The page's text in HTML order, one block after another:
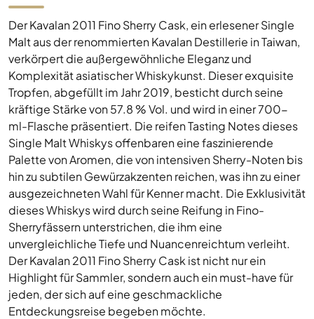
Der Kavalan 2011 Fino Sherry Cask, ein erlesener Single
Malt aus der renommierten Kavalan Destillerie in Taiwan,
verkörpert die außergewöhnliche Eleganz und
Komplexität asiatischer Whiskykunst. Dieser exquisite
Tropfen, abgefüllt im Jahr 2019, besticht durch seine
kräftige Stärke von 57.8 % Vol. und wird in einer 700-
ml-Flasche präsentiert. Die reifen Tasting Notes dieses
Single Malt Whiskys offenbaren eine faszinierende
Palette von Aromen, die von intensiven Sherry-Noten bis
hin zu subtilen Gewürzakzenten reichen, was ihn zu einer
ausgezeichneten Wahl für Kenner macht. Die Exklusivität
dieses Whiskys wird durch seine Reifung in Fino-
Sherryfässern unterstrichen, die ihm eine
unvergleichliche Tiefe und Nuancenreichtum verleiht.
Der Kavalan 2011 Fino Sherry Cask ist nicht nur ein
Highlight für Sammler, sondern auch ein must-have für
jeden, der sich auf eine geschmackliche
Entdeckungsreise begeben möchte.